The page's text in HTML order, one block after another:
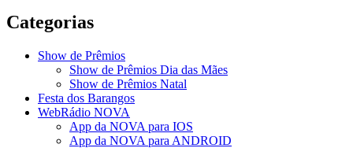
Categorias
Show de Prêmios
Show de Prêmios Dia das Mães
Show de Prêmios Natal
Festa dos Barangos
WebRádio NOVA
App da NOVA para IOS
App da NOVA para ANDROID